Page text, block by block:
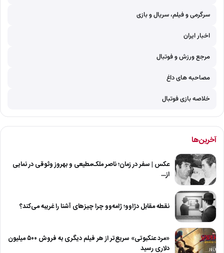
سرگرمی و فیلم، سریال و بازی
اخبار ایران
مرجع ورزش و فوتبال
مصاحبه های داغ
خلاصه بازی فوتبال
آخرین‌ها
عکس | سفر در زمان؛ ناصر ملک‌مطیعی و بهروز وثوقی در نمایی
از…
نقطه مقابل دژاوو؛ ژامه‌وو چرا چیزهای آشنا را غریبه می‌کند؟
«مرد عنکبوتی» سریع‌تر از هر فیلم دیگری به فروش ۵۰۰ میلیون
دلاری رسید